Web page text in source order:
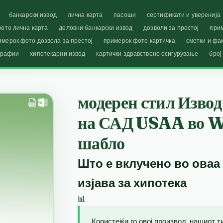
банкарски извод лична карта пасоши
сертификати и уверенија
лична карта
деловни банкарски извод дозволи за престој
фото дозвола за престој
примерок фото картичка
сметки и
хипотекарни извод картички здравствено осигурување
модерен стил
на САД USAA во
шабло
Што е вклучено во
изјава за хипотека
📊